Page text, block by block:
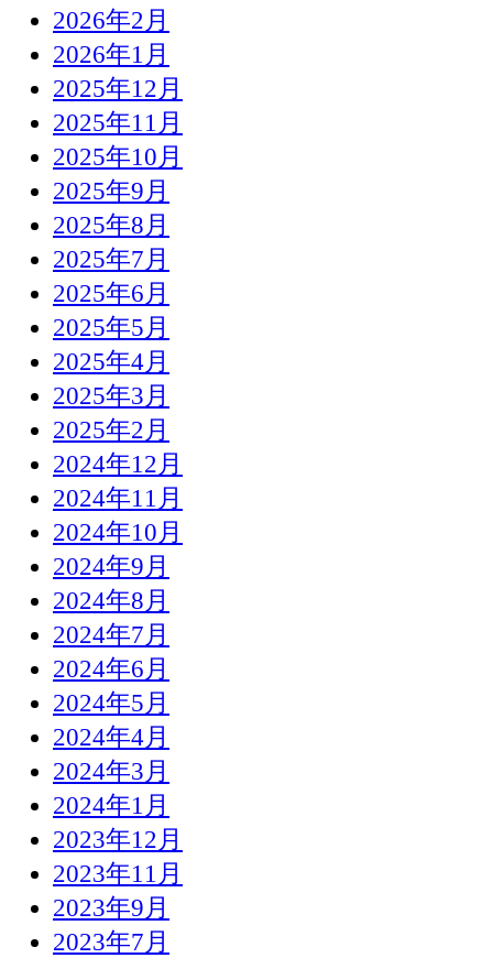
2026年2月
2026年1月
2025年12月
2025年11月
2025年10月
2025年9月
2025年8月
2025年7月
2025年6月
2025年5月
2025年4月
2025年3月
2025年2月
2024年12月
2024年11月
2024年10月
2024年9月
2024年8月
2024年7月
2024年6月
2024年5月
2024年4月
2024年3月
2024年1月
2023年12月
2023年11月
2023年9月
2023年7月